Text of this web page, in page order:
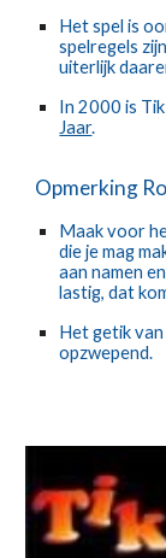
Het spel is
spelregels
uiterlijk
In 2000 is
Jaar.
Opmerking
Maak voor
die je mag
aan namen
lastig, dat
Het getik
opzwepend.